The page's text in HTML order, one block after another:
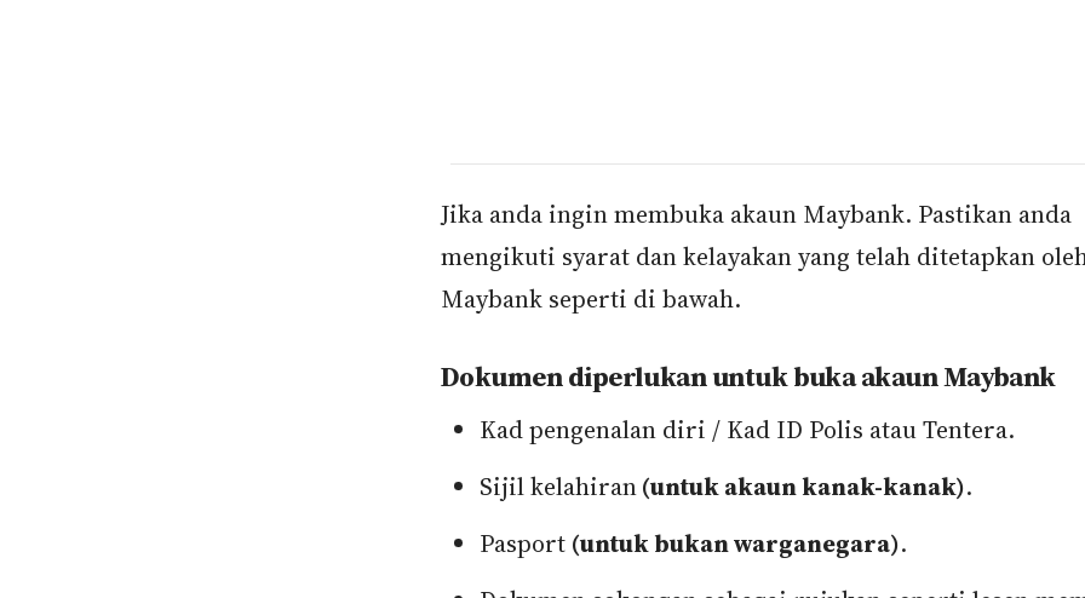
Jika anda ingin membuka akaun Maybank. Pastikan anda
mengikuti syarat dan kelayakan yang telah ditetapkan
Maybank seperti di bawah.
Dokumen diperlukan untuk buka akaun Maybank
Kad pengenalan diri / Kad ID Polis atau Tentera.
Sijil kelahiran(untuk akaun kanak-kanak).
Pasport (untuk bukan warganegara).